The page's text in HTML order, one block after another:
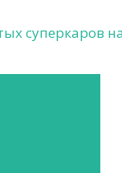
суперкаров